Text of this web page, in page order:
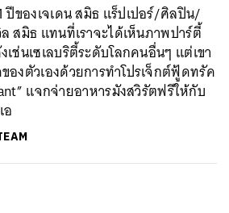
ปีของเจเดน สมิธ แร็ปเปอร์/ศิลปิน/
สมิธ แทนที่เราจะได้เห็นภาพปาร์ตี้
ช่นเซเลบริตี้ระดับโลกคนอื่นๆ แต่เขา
องตัวเองด้วยการทำโปรเจ็กต์ฟู้ดทรัค
แจกจ่ายอาหารมังสวิรัตฟรีให้กับ